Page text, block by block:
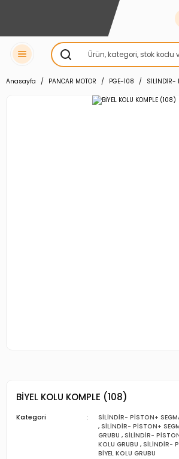
Anasayfa PANCAR MOTOR PGE-108 SİLİNDİR-
BİYEL KOLU KOMPLE (108)
Kategori
SİLİNDİR- PİSTON+
, SİLİNDİR- PİSTON+
GRUBU , SİLİNDİR-
KOLU GRUBU , SİLİNDİR-
BİYEL KOLU GRUBU